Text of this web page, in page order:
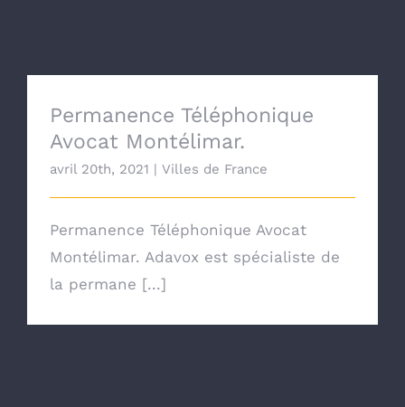
Permanence Téléphonique
Avocat Montélimar.
avril 20th, 2021 | Villes de France
Permanence Téléphonique Avocat
Montélimar. Adavox est spécialiste de
la permane [...]